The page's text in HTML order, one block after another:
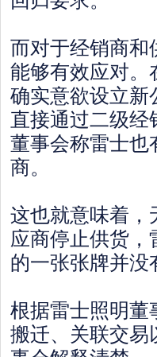
而对于经销商
能够有效应对
确实意欲设立
直接通过二级
董事会称雷士
商。
这也就意味着
应商停止供货
的一张张牌并没
根据雷士照明
搬迁、关联交